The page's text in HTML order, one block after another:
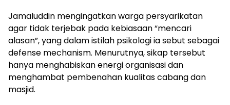
Jamaluddin mengingatkan warga persyarikatan
agar tidak terjebak pada kebiasaan “mencari
alasan”, yang dalam istilah psikologi ia sebut sebagai
defense mechanism. Menurutnya, sikap tersebut
hanya menghabiskan energi organisasi dan
menghambat pembenahan kualitas cabang dan
masjid.